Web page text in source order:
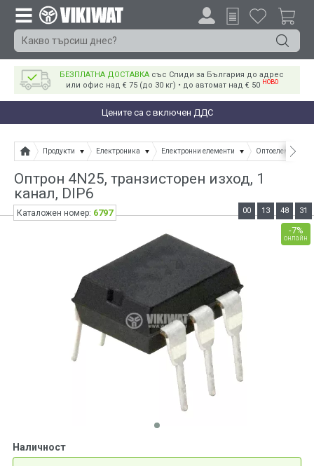
БЕЗПЛАТНА ДОСТАВКА със Спиди за България до адрес
или офис над € 75 (до 30 кг) • до автомат над € 50 НОВО
Цените са с включен ДДС
Продукти Електроника Електронни елементи Оптоелементи
Оптрон 4N25, транзисторен изход, 1
канал, DIP6
Наличност
-7%
онлайн
00 13 48 30
Каталожен номер: 6797